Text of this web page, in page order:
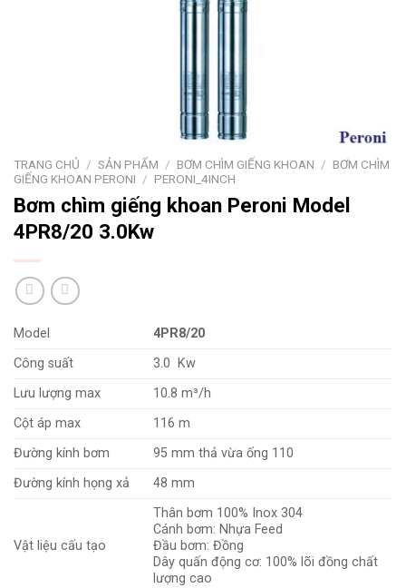
TRANG CHỦ / SẢN PHẨM / BƠM CHÌM GIẾNG KHOAN / BƠM CHÌM
GIẾNG KHOAN PERONI / PERONI_4INCH
Bơm chìm giếng khoan Peroni Model
4PR8/20 3.0Kw
Model
4PR8/20
Công suất
3.0 Kw
Lưu lượng max
10.8 m³/h
Cột áp max
116 m
Đường kính bơm
95 mm thả vừa ống 110
Đường kính họng xả
48 mm
Vật liệu cấu tạo
Thân bơm 100% Inox 304
Cánh bơm: Nhựa Feed
Đầu bơm: Đồng
Dây quấn động cơ: 100% lõi đồng chất
lượng cao